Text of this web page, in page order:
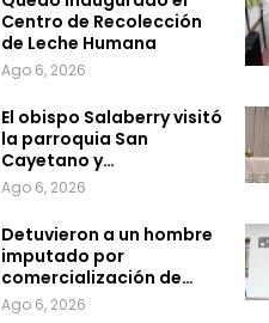
Centro de Recolección
de Leche Humana
Ago 6, 2026
El obispo Salaberry visitó
la parroquia San
Cayetano y…
Ago 6, 2026
Detuvieron a un hombre
imputado por
comercialización de…
Ago 6, 2026